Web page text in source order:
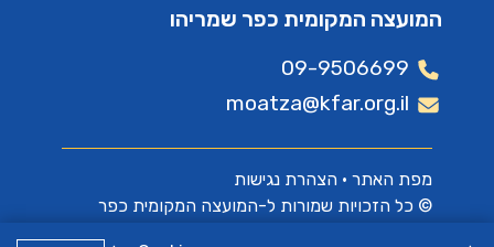
המועצה המקומית כפר שמריהו
09-9506699
moatza@kfar.org.il
מפת האתר• הצהרת נגישות
© כל הזכויות שמורות ל-המועצה המקומית כפר